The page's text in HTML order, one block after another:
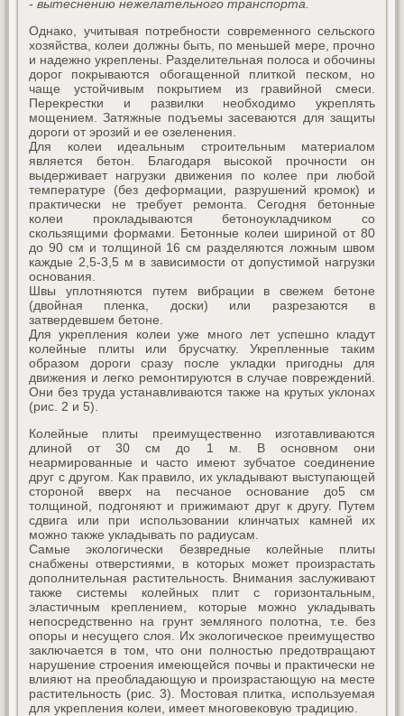
- вытеснению нежелательного транспорта.
Однако, учитывая потребности современного сельского
хозяйства, колеи должны быть, по меньшей мере, прочно
и надежно укреплены. Разделительная полоса и обочины
дорог покрываются обогащенной плиткой песком, но
чаще устойчивым покрытием из гравийной смеси.
Перекрестки и развилки необходимо укреплять
мощением. Затяжные подъемы засеваются для защиты
дороги от эрозий и ее озеленения.
Для колеи идеальным строительным материалом
является бетон. Благодаря высокой прочности он
выдерживает нагрузки движения по колее при любой
температуре (без деформации, разрушений кромок) и
практически не требует ремонта. Сегодня бетонные
колеи прокладываются бетоноукладчиком со
скользящими формами. Бетонные колеи шириной от 80
до 90 см и толщиной 16 см разделяются ложным швом
каждые 2,5-3,5 м в зависимости от допустимой нагрузки
основания.
Швы уплотняются путем вибрации в свежем бетоне
(двойная пленка, доски) или разрезаются в
затвердевшем бетоне.
Для укрепления колеи уже много лет успешно кладут
колейные плиты или брусчатку. Укрепленные таким
образом дороги сразу после укладки пригодны для
движения и легко ремонтируются в случае повреждений.
Они без труда устанавливаются также на крутых уклонах
(рис. 2 и 5).
Колейные плиты преимущественно изготавливаются
длиной от 30 см до 1 м. В основном они
неармированные и часто имеют зубчатое соединение
друг с другом. Как правило, их укладывают выступающей
стороной вверх на песчаное основание до5 см
толщиной, подгоняют и прижимают друг к другу. Путем
сдвига или при использовании клинчатых камней их
можно также укладывать по радиусам.
Самые экологически безвредные колейные плиты
снабжены отверстиями, в которых может произрастать
дополнительная растительность. Внимания заслуживают
также системы колейных плит с горизонтальным,
эластичным креплением, которые можно укладывать
непосредственно на грунт земляного полотна, т.е. без
опоры и несущего слоя. Их экологическое преимущество
заключается в том, что они полностью предотвращают
нарушение строения имеющейся почвы и практически не
влияют на преобладающую и произрастающую на месте
растительность (рис. 3). Мостовая плитка, используемая
для укрепления колеи, имеет многовековую традицию.